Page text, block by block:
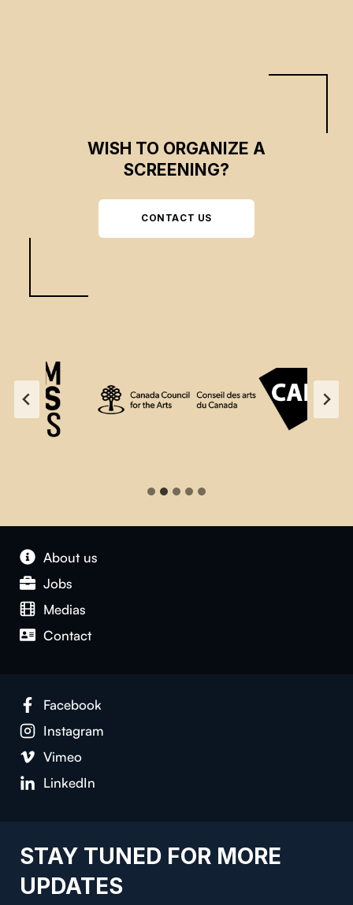
WISH TO ORGANIZE A
SCREENING?
CONTACT US
About us
Jobs
Medias
Contact
Facebook
Instagram
Vimeo
LinkedIn
STAY TUNED FOR MORE
UPDATES